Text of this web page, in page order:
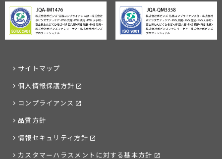
サイトマップ
個人情報保護方針
コンプライアンス
品質方針
情報セキュリティ方針
カスタマーハラスメントに対する基本方針